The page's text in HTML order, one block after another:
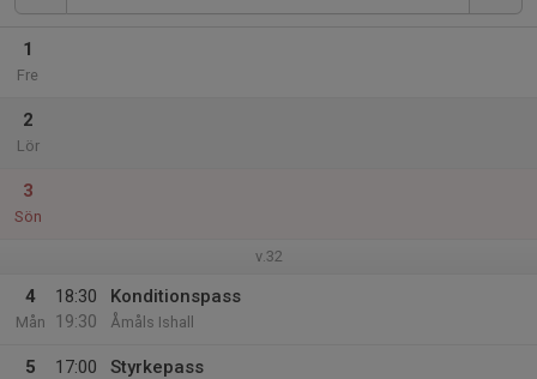
1
Fre
2
Lör
3
Sön
v.32
4
Mån
18:30
19:30
Konditionspass
Åmåls Ishall
5
17:00
Styrkepass